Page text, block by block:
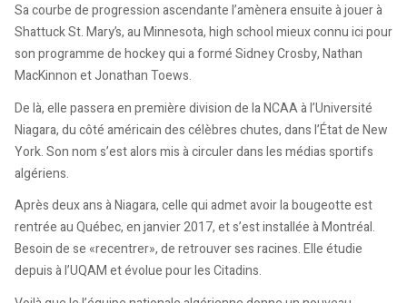
Sa courbe de progression ascendante l’amènera ensuite à jouer à
Shattuck St. Mary’s, au Minnesota, high school mieux connu ici pour
son programme de hockey qui a formé Sidney Crosby, Nathan
MacKinnon et Jonathan Toews.
De là, elle passera en première division de la NCAA à l’Université
Niagara, du côté américain des célèbres chutes, dans l’État de New
York. Son nom s’est alors mis à circuler dans les médias sportifs
algériens.
Après deux ans à Niagara, celle qui admet avoir la bougeotte est
rentrée au Québec, en janvier 2017, et s’est installée à Montréal.
Besoin de se «recentrer», de retrouver ses racines. Elle étudie
depuis à l’UQAM et évolue pour les Citadins.